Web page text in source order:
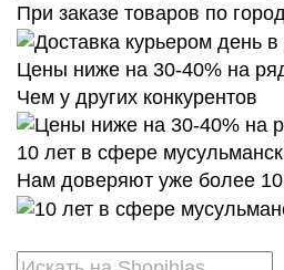
При заказе товаров по
Цены ниже на 30-40% на
Чем у других конкурентов
10 лет в сфере
Нам доверяют уже более 10